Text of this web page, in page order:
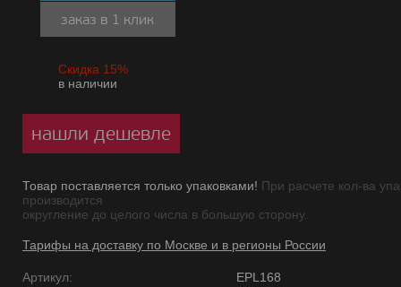
заказ в 1 клик
Скидка 15%
в наличии
нашли дешевле
Товар поставляется только упаковками! При расчете кол-ва
производится
округление до целого числа в большую сторону.
Тарифы на доставку по Москве и в регионы России
Артикул:
EPL168